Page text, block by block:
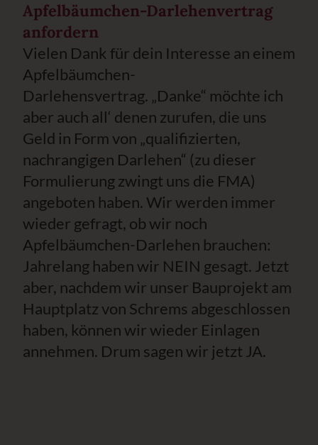
Apfelbäumchen-Darlehenvertrag
anfordern
Vielen Dank für dein Interesse an einem
Apfelbäumchen-
Darlehensvertrag. „Danke“ möchte ich
aber auch all‘ denen zurufen, die uns
Geld in Form von „qualifizierten,
nachrangigen Darlehen“ (zu dieser
Formulierung zwingt uns die FMA)
angeboten haben. Wir werden immer
wieder gefragt, ob wir noch
Apfelbäumchen-Darlehen brauchen:
Jahrelang haben wir NEIN gesagt. Jetzt
aber, nachdem wir unser Bauprojekt am
Hauptplatz von Schrems abgeschlossen
haben, können wir wieder Einlagen
annehmen. Drum sagen wir jetzt JA.